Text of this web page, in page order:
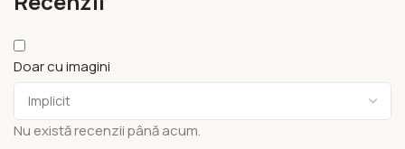
Doar cu imagini
Nu există recenzii până acum.